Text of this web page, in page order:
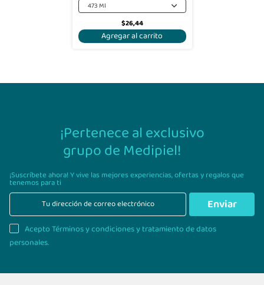
473 Ml
$26,44
Agregar al carrito
¡Pertenece al exclusivo
grupo de Medipiel!
¡Suscríbete ahora! Y vive las mejores experiencias,ofertas y regalos que
tenemos para ti
Enviar
Acepto Términos y condiciones y tratamiento de datos
personales.